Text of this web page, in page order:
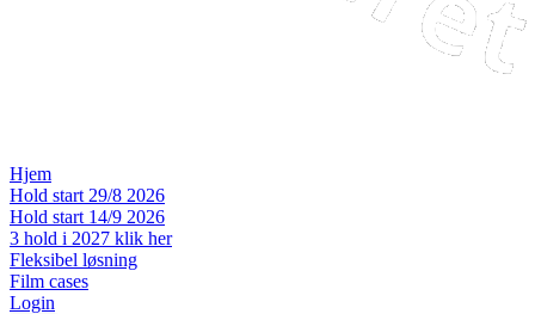
Hjem
Hold start 29/8 2026
Hold start 14/9 2026
3 hold i 2027 klik her
Fleksibel løsning
Film cases
Login